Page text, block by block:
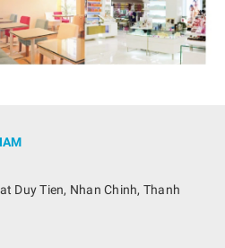
Duy Tien, Nhan Chinh, Thanh